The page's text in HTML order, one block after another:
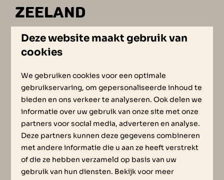
ZEELAND
Bent u op zoek naar een luxe vakantie in
september? Zoek dan niet verder!
of hotel suite die van alle luxe is voorzien. De
meeste vakantievilla’s hebben een unieke
ligging aan het water en beschikken over een
aanlegsteiger. Daarnaast hebben de
vakantievilla’s ieder een eigen tuin, terras en
veranda en bieden plaats aan maximaal 16
personen. Ideaal voor een nazomer met uw
gezin, familie of vrienden! Graag nog meer
Deze website maakt gebruik van
cookies
We gebruiken cookies voor een optimale
gebruikservaring, om gepersonaliseerde inhoud te
bieden en ons verkeer te analyseren. Ook delen we
informatie over uw gebruik van onze site met onze
partners voor social media, adverteren en analyse.
Deze partners kunnen deze gegevens combineren
met andere informatie die u aan ze heeft verstrekt
of die ze hebben verzameld op basis van uw
gebruik van hun diensten. Bekijk voor meer